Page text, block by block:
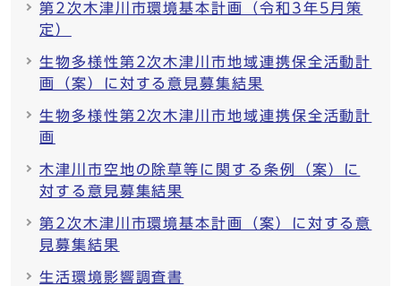
第2次木津川市環境基本計画（令和3年5月策
定）
生物多様性第2次木津川市地域連携保全活動計
画（案）に対する意見募集結果
生物多様性第2次木津川市地域連携保全活動計
画
木津川市空地の除草等に関する条例（案）に
対する意見募集結果
第2次木津川市環境基本計画（案）に対する意
見募集結果
生活環境影響調査書